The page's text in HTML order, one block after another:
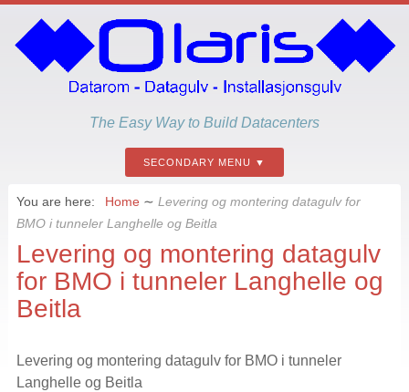
The Easy Way to Build Datacenters
SECONDARY MENU
You are here: Home ∼ Levering og montering datagulv for
BMO i tunneler Langhelle og Beitla
Levering og montering datagulv
for BMO i tunneler Langhelle og
Beitla
Levering og montering datagulv for BMO i tunneler
Langhelle og Beitla